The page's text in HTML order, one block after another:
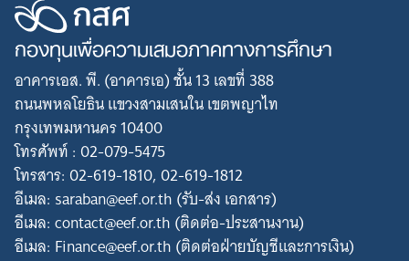
กองทุนเพื่อความเสมอภาคทางการศึกษา
อาคารเอส. พี. (อาคารเอ) ชั้น 13 เลขที่ 388
ถนนพหลโยธิน แขวงสามเสนใน เขตพญาไท
กรุงเทพมหานคร 10400
โทรศัพท์ : 02-079-5475
โทรสาร: 02-619-1810, 02-619-1812
อีเมล: saraban@eef.or.th (รับ-ส่ง เอกสาร)
อีเมล: contact@eef.or.th (ติดต่อ-ประสานงาน)
อีเมล: Finance@eef.or.th (ติดต่อฝ่ายบัญชีและการเงิน)